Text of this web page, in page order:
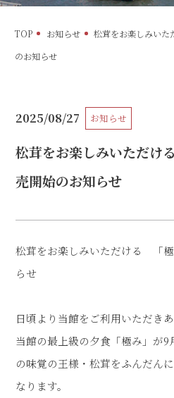
TOP お知らせ
松茸をお楽しみい
のお知らせ
松茸をお楽しみいただ
売開始のお知らせ
公開日
2025/08/27
カテゴリー
お知らせ
松茸をお楽しみいただける 「
らせ
日頃より当館をご利用いただき
当館の最上級の夕食「極み」が9
の味覚の王様・松茸をふんだん
なります。